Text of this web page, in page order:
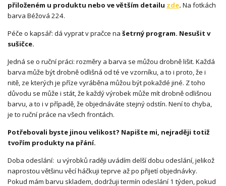
přiloženém u produktu nebo ve větším detailu zde. Na fotkách
barva Béžová 224.
Péče o kapsář: dá vyprat v pračce na šetrný program. Nesušit v
sušičce.
Jedná se o ruční práci: rozměry a barva se můžou drobně lišit. Každá
barva může být drobně odlišná od té ve vzorníku, a to i proto, že i
nitě, ze kterých je příze vyráběna můžou být pokaždé jiné. Z toho
důvodu se může i stát, že každý výrobek může mít drobně odlišnou
barvu, a to i v případě, že objednáváte stejný odstín. Není to chyba,
je to ruční práce na všech frontách.
Potřebovali byste jinou velikost? Napište mi, nejraději totiž
tvořím produkty na přání.
Doba odeslání: u výrobků raději uvádím delší dobu odeslání, jelikož
naprostou většinu věcí háčkuji teprve až po přijetí objednávky.
Pokud mám barvu skladem, dodržuji termín odeslání 1 týden, pokud